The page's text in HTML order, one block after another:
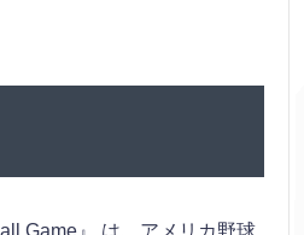
Game』 は、アメリカ野球